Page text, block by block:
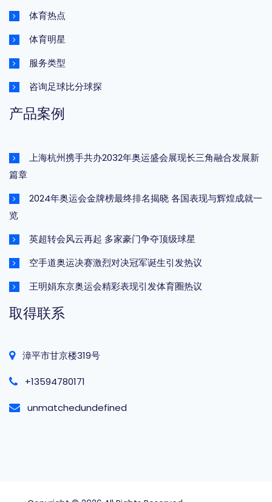
体育热点
体育明星
服务类型
咨询足球比分球探
产品案例
上海杭州携手共办2032年奥运盛会展现长三角融合发展新
篇章
2024年奥运会金牌榜最终排名揭晓 各国表现与辉煌成就一
览
英超转会风云再起 多家豪门争夺顶级球星
空手道奥运决赛激烈对决冠军诞生引发热议
王明娟东京奥运会精彩表现引发体育圈热议
取得联系
漳平市甘京楼319号
+13594780171
unmatchedundefined